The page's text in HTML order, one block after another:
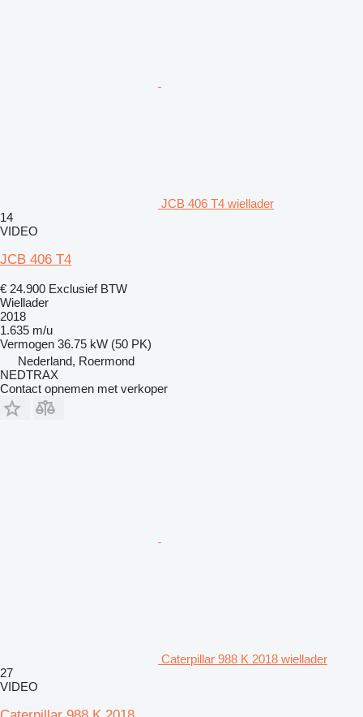
JCB 406 T4 wiellader
14
VIDEO
JCB 406 T4
€ 24.900 Exclusief BTW
Wiellader
2018
1.635 m/u
Vermogen 36.75 kW (50 PK)
Nederland, Roermond
NEDTRAX
Contact opnemen met verkoper
Caterpillar 988 K 2018 wiellader
27
VIDEO